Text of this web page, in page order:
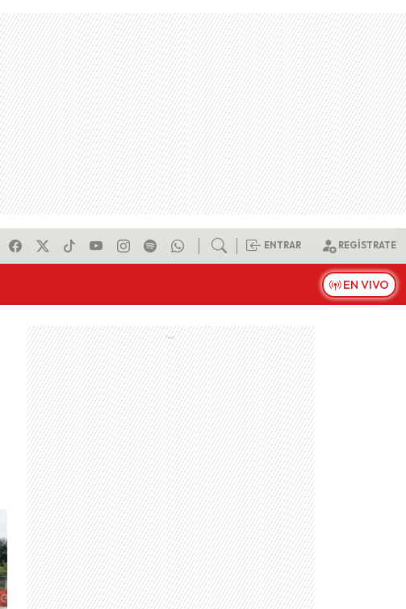
ENTRAR REGÍSTRATE
EN VIVO